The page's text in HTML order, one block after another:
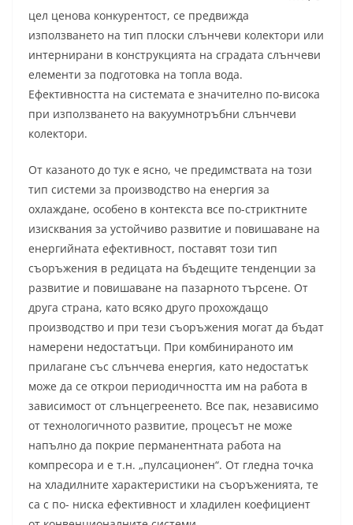
цел ценова конкурентост, се предвижда
използването на тип плоски слънчеви колектори или
интернирани в конструкцията на сградата слънчеви
елементи за подготовка на топла вода.
Ефективността на системата е значително по-висока
при използването на вакуумнотръбни слънчеви
колектори.
От казаното до тук е ясно, че предимствата на този
тип системи за производство на енергия за
охлаждане, особено в контекста все по-стриктните
изисквания за устойчиво развитие и повишаване на
енергийната ефективност, поставят този тип
съоръжения в редицата на бъдещите тенденции за
развитие и повишаване на пазарното търсене. От
друга страна, като всяко друго прохождащо
производство и при тези съоръжения могат да бъдат
намерени недостатъци. При комбинираното им
прилагане със слънчева енергия, като недостатък
може да се открои периодичността им на работа в
зависимост от слънцегреенето. Все пак, независимо
от технологичното развитие, процесът не може
напълно да покрие перманентната работа на
компресора и е т.н. „пулсационен“. От гледна точка
на хладилните характеристики на съоръженията, те
са с по- ниска ефективност и хладилен коефициент